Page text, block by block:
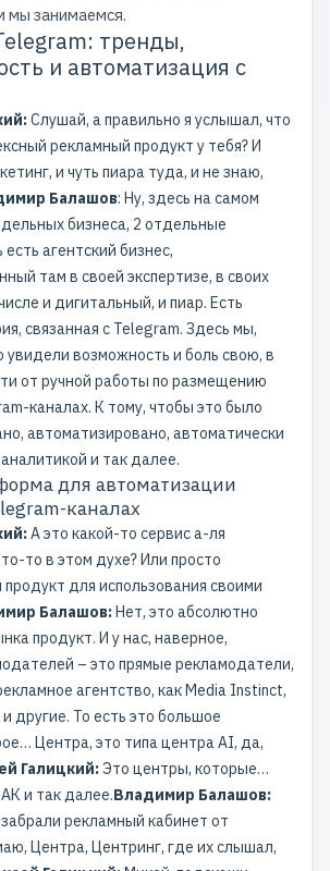
мы занимаемся.
тренды,
и автоматизация с
Слушай, а правильно я услышал, что
рекламный продукт у тебя? И
и чуть пиара туда, и не знаю,
Балашов: Ну, здесь на самом
бизнеса, 2 отдельные
агентский бизнес,
там в своей экспертизе, в своих
и дигитальный, и пиар. Есть
связанная с Telegram. Здесь мы,
увидели возможность и боль свою, в
от ручной работы по размещению
каналах. К тому, чтобы это было
автоматизировано, автоматически
и так далее.
для автоматизации
каналах
А это какой-то сервис а-ля
то в этом духе? Или просто
для использования своими
Балашов:Нет, это абсолютно
продукт. И у нас, наверное,
– это прямые рекламодатели,
агентство, как Media Instinct,
другие. То есть это большое
Центра, это типа центра AI, да,
Галицкий:Это центры, которые…
и так далее.Владимир Балашов:
рекламный кабинет от
Центра, Центринг, где их слышал,